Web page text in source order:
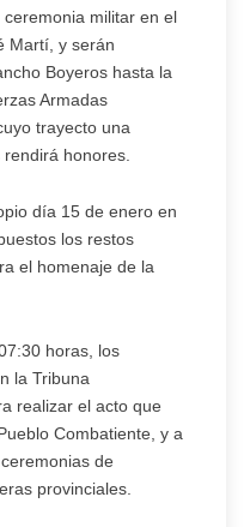
militar en el
Martí, y serán
Boyeros hasta la
Armadas
trayecto una
honores.
día 15 de enero en
los restos
el homenaje de la
horas, los
la Tribuna
realizar el acto que
Combatiente, y a
de
provinciales.